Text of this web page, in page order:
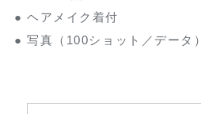
● ヘアメイク着付
● 写真（100ショット／データ）